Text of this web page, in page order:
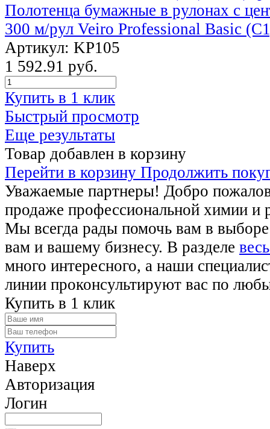
Полотенца бумажные в рулонах с
300 м/рул Veiro Professional Basic
Артикул: KP105
1 592.91 руб.
Купить в 1 клик
Быстрый просмотр
Еще результаты
Товар добавлен в корзину
Перейти в корзину Продолжить
Уважаемые партнеры! Добро
продаже профессиональной химии и
Мы всегда рады помочь вам в
вам и вашему бизнесу. В разделе
много интересного, а наши
линии проконсультируют вас по
Купить в 1 клик
Купить
Наверх
Авторизация
Логин